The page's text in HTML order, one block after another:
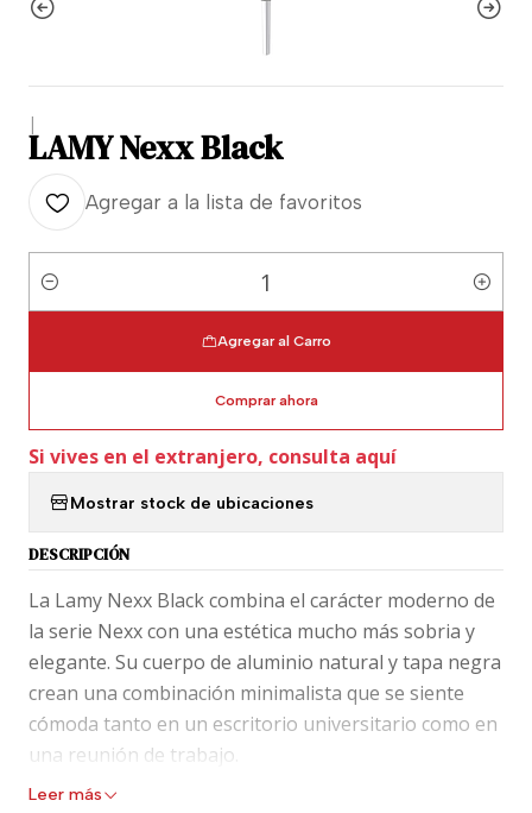
|
LAMY Nexx Black
Agregar a la lista de favoritos
Cantidad
Agregar al Carro
Comprar ahora
Si vives en el extranjero, consulta aquí
Mostrar stock de ubicaciones
DESCRIPCIÓN
La Lamy Nexx Black combina el carácter moderno de
la serie Nexx con una estética mucho más sobria y
elegante. Su cuerpo de aluminio natural y tapa negra
crean una combinación minimalista que se siente
cómoda tanto en un escritorio universitario como en
una reunión de trabajo.
Su gran fortaleza está en la ergonomía. El grip
Leer más